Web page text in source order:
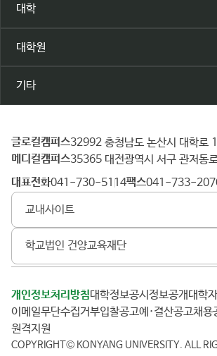
대학
대학원
기타
건
양
대
학
글로컬캠퍼스 32992 충청남도 논산시 대학로
메디컬캠퍼스 35365 대전광역시 서구 관저동
대표전화 041-730-5114 팩스 041-733-
교내사이트
학교법인 건양교육재단
개인정보처리방침 대학정보공시 정보공개
대학
이메일무단수집거부
입찰공고 예·결산공고 채
원격지원
COPYRIGHT© KONYANG UNIVERSITY. ALL